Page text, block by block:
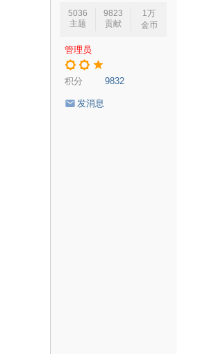
5036
主题
9823
贡献
1万
金币
管理员
积分 9832
发消息